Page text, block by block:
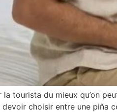
la tourista du mieux qu’on
choisir entre une piña